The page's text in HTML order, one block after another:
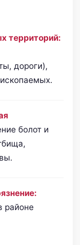
территорий:
дороги),
болот и
районе